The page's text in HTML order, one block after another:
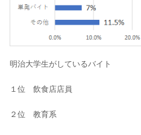
明治大学生がしているバイト
１位 飲食店店員
２位 教育系